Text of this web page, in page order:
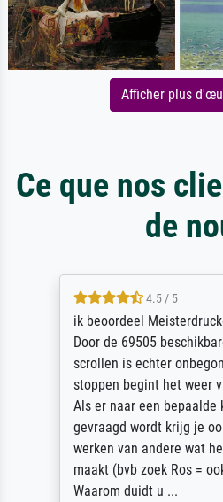
Afficher plus
Ce que nos
de
4.5 / 5
ik beoordeel
Door de 69505
scrollen is echter
stoppen begint het weer
Als er naar een bepaalde
gevraagd wordt krijg je
werken van andere wat
maakt (bvb zoek Ros =
Waarom duidt u ...